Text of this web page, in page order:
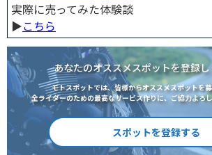
実際に売ってみた体験談
▶︎こちら
あなたのオススメスポットを登録
モトスポットでは、皆様からオススメスポットを
全ライダーのための最高なサービス作りに、ご協力よろ
スポットを登録する